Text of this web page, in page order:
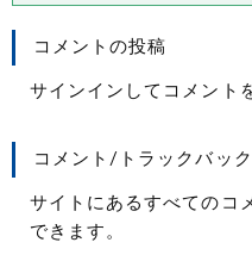
コメントの投稿
サインインしてコメント
コメント/トラックバッ
サイトにあるすべてのコ
できます。